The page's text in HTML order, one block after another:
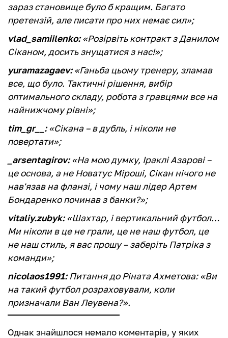
зараз становище було б кращим. Багато
претензій, але писати про них немає сил»;
vlad_samiilenko:«Розірвіть контракт з Данилом
Сіканом, досить знущатися з нас!»;
yuramazagaev:«Ганьба цьому тренеру, зламав
все, що було. Тактичні рішення, вибір
оптимального складу, робота з гравцями все на
найнижчому рівні»;
tim_gr__:«Сікана – в дубль, і ніколи не
повертати»;
_arsentagirov:«На мою думку, Іраклі Азарові –
це основа, а не Новатус Міроші, Сікан нічого не
нав'язав на фланзі, і чому наш лідер Артем
Бондаренко починав з банки?»;
vitaliy.zubyk:«Шахтар, і вертикальний футбол…
Ми ніколи в це не грали, це не наш футбол, це
не наш стиль, я вас прошу – заберіть Патріка з
команди»;
nicolaos1991:Питання до Ріната Ахметова: «Ви
на такий футбол розраховували, коли
призначали Ван Леувена?».
Однак знайшлося немало коментарів, у яких